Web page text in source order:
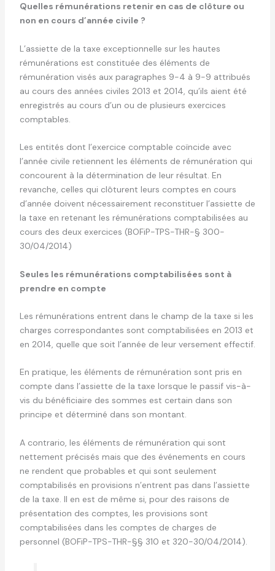
Quelles rémunérations retenir en cas de clôture ou
non en cours d’année civile ?
L’assiette de la taxe exceptionnelle sur les hautes
rémunérations est constituée des éléments de
rémunération visés aux paragraphes 9-4 à 9-9 attribués
au cours des années civiles 2013 et 2014, qu’ils aient été
enregistrés au cours d’un ou de plusieurs exercices
comptables.
Les entités dont l’exercice comptable coïncide avec
l’année civile retiennent les éléments de rémunération qui
concourent à la détermination de leur résultat. En
revanche, celles qui clôturent leurs comptes en cours
d’année doivent nécessairement reconstituer l’assiette de
la taxe en retenant les rémunérations comptabilisées au
cours des deux exercices (BOFiP-TPS-THR-§ 300-
30/04/2014)
Seules les rémunérations comptabilisées sont à
prendre en compte
Les rémunérations entrent dans le champ de la taxe si les
charges correspondantes sont comptabilisées en 2013 et
en 2014, quelle que soit l’année de leur versement effectif.
En pratique, les éléments de rémunération sont pris en
compte dans l’assiette de la taxe lorsque le passif vis-à-
vis du bénéficiaire des sommes est certain dans son
principe et déterminé dans son montant.
A contrario, les éléments de rémunération qui sont
nettement précisés mais que des événements en cours
ne rendent que probables et qui sont seulement
comptabilisés en provisions n’entrent pas dans l’assiette
de la taxe. Il en est de même si, pour des raisons de
présentation des comptes, les provisions sont
comptabilisées dans les comptes de charges de
personnel (BOFiP-TPS-THR-§§ 310 et 320-30/04/2014).